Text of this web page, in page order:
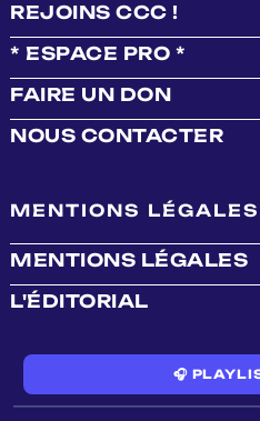
REJOINS CCC !
* ESPACE PRO *
FAIRE UN DON
NOUS CONTACTER
MENTIONS LÉGALES
MENTIONS LÉGALES
L'ÉDITORIAL
🎧